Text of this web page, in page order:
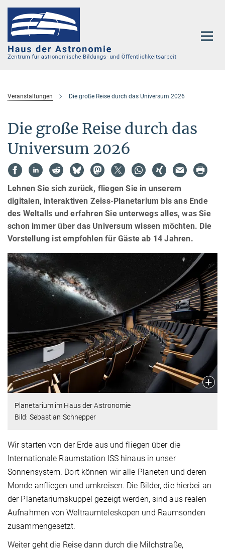
Hauptinhalt
Veranstaltungen Die große Reise durch das Universum 2026
Die große Reise durch das
Universum 2026
Lehnen Sie sich zurück, fliegen Sie in unserem
digitalen, interaktiven Zeiss-Planetarium bis ans Ende
des Weltalls und erfahren Sie unterwegs alles, was Sie
schon immer über das Universum wissen möchten. Die
Vorstellung ist empfohlen für Gäste ab 14 Jahren.
Planetarium im Haus der Astronomie
Bild: Sebastian Schnepper
Wir starten von der Erde aus und fliegen über die
Internationale Raumstation ISS hinaus in unser
Sonnensystem. Dort können wir alle Planeten und deren
Monde anfliegen und umkreisen. Die Bilder, die hierbei an
der Planetariumskuppel gezeigt werden, sind aus realen
Aufnahmen von Weltraumteleskopen und Raumsonden
zusammengesetzt.
Weiter geht die Reise dann durch die Milchstraße,